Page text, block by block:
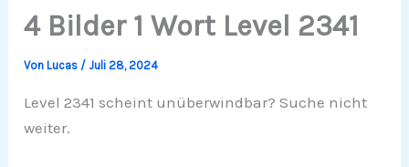
4 Bilder 1 Wort Level 2341
VonLucas /Juli 28, 2024
Level 2341 scheint unüberwindbar? Suche nicht
weiter.